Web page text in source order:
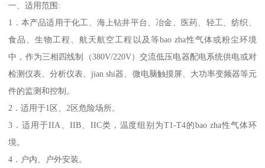
一、适用范围:
1．本产品适用于化工、海上钻井平台、冶金、医药、轻工、纺织、
食品、生物工程、航天航空工程以及等bao zha性气体或粉尘环境
中，作为三相四线制（380V/220V）交流低压电器配电系统供电或对
检测仪表、分析仪表、jian shi器、微电脑触摸屏、大功率变频器等元
件的监测和控制。
2．适用于1区、2区危险场所。
3．适用于IIA、IIB、IIC类，温度组别为T1-T4的bao zha性气体环
境。
4．户内、户外安装。